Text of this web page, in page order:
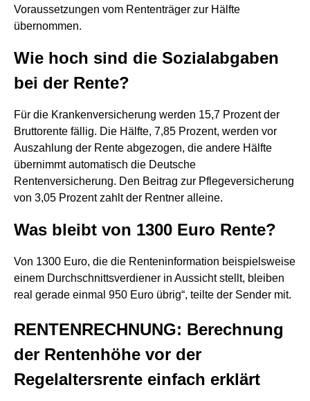
Voraussetzungen vom Rententräger zur Hälfte
übernommen.
Wie hoch sind die Sozialabgaben
bei der Rente?
Für die Krankenversicherung werden 15,7 Prozent der
Bruttorente fällig. Die Hälfte, 7,85 Prozent, werden vor
Auszahlung der Rente abgezogen, die andere Hälfte
übernimmt automatisch die Deutsche
Rentenversicherung. Den Beitrag zur Pflegeversicherung
von 3,05 Prozent zahlt der Rentner alleine.
Was bleibt von 1300 Euro Rente?
Von 1300 Euro, die die Renteninformation beispielsweise
einem Durchschnittsverdiener in Aussicht stellt, bleiben
real gerade einmal 950 Euro übrig“, teilte der Sender mit.
RENTENRECHNUNG: Berechnung
der Rentenhöhe vor der
Regelaltersrente einfach erklärt